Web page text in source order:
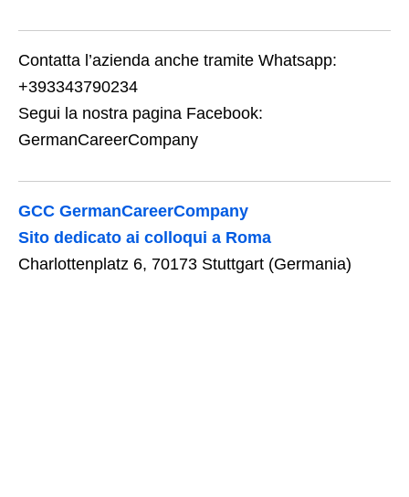
Contatta l’azienda anche tramite Whatsapp:
+393343790234
Segui la nostra pagina Facebook:
GermanCareerCompany
GCC GermanCareerCompany
Sito dedicato ai colloqui a Roma
Charlottenplatz 6, 70173 Stuttgart (Germania)